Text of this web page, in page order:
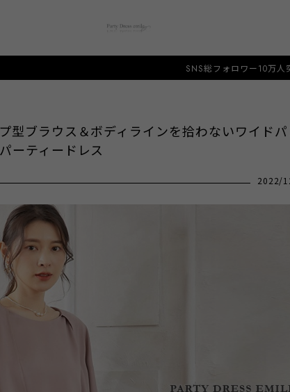
SNS総フォロワー10万人突破！タイムセール開催
プ型ブラウス＆ボディラインを拾わないワイド
ーティードレス
2022/